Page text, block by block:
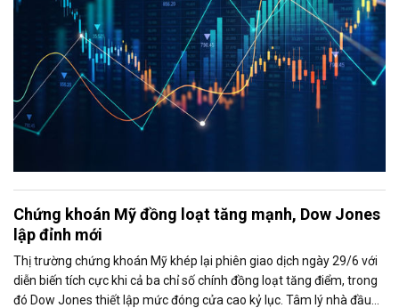
Chứng khoán Mỹ đồng loạt tăng mạnh, Dow Jones
lập đỉnh mới
Thị trường chứng khoán Mỹ khép lại phiên giao dịch ngày 29/6 với
diễn biến tích cực khi cả ba chỉ số chính đồng loạt tăng điểm, trong
đó Dow Jones thiết lập mức đóng cửa cao kỷ lục. Tâm lý nhà đầu